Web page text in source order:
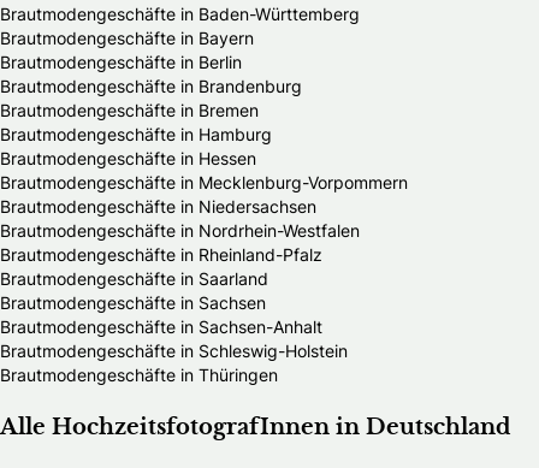
Brautmodengeschäfte in Baden-Württemberg
Brautmodengeschäfte in Bayern
Brautmodengeschäfte in Berlin
Brautmodengeschäfte in Brandenburg
Brautmodengeschäfte in Bremen
Brautmodengeschäfte in Hamburg
Brautmodengeschäfte in Hessen
Brautmodengeschäfte in Mecklenburg-Vorpommern
Brautmodengeschäfte in Niedersachsen
Brautmodengeschäfte in Nordrhein-Westfalen
Brautmodengeschäfte in Rheinland-Pfalz
Brautmodengeschäfte in Saarland
Brautmodengeschäfte in Sachsen
Brautmodengeschäfte in Sachsen-Anhalt
Brautmodengeschäfte in Schleswig-Holstein
Brautmodengeschäfte in Thüringen
Alle HochzeitsfotografInnen in Deutschland